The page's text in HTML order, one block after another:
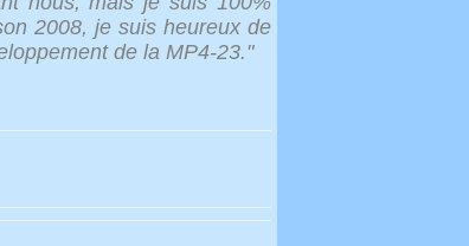
2008, je suis heureux de
de la MP4-23."